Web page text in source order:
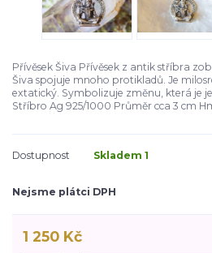
Přívěsek Šiva Přívěsek z antik stříbra
Šiva spojuje mnoho protikladů. Je
extatický. Symbolizuje změnu, která je
Stříbro Ag 925/1000 Průměr cca 3 cm
Dostupnost Skladem 1
Nejsme plátci DPH
1 250 Kč